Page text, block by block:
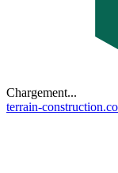
Chargement...
terrain-